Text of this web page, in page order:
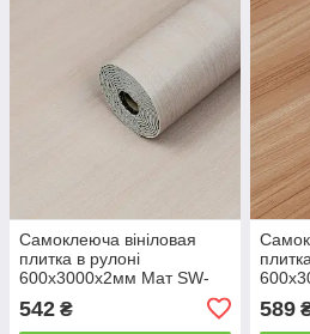
Самоклеюча вініловая
плитка в рулоні
600х3000х2мм Мат SW-
542 ₴ 589